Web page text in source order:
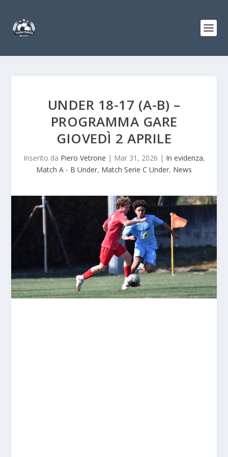
UNDER 18-17 (A-B) –
PROGRAMMA GARE
GIOVEDÌ 2 APRILE
Inserito da Piero Vetrone | Mar 31, 2026 | In evidenza,
Match A - B Under, Match Serie C Under, News